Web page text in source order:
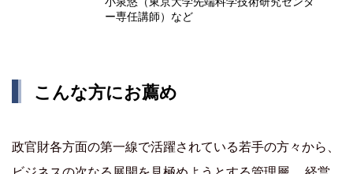
ー専任講師）など
こんな方にお薦め
政官財各方面の第一線で活躍されている若手の方々から、